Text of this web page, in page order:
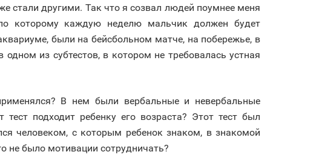
стали другими. Так что я созвал людей поумнее меня
которому каждую неделю мальчик должен будет
были на бейсбольном матче, на побережье, в
из субтестов, в котором не требовалась устная
В нем были вербальные и невербальные
подходит ребенку его возраста? Этот тест был
человеком, с которым ребенок знаком, в знакомой
не было мотивации сотрудничать?